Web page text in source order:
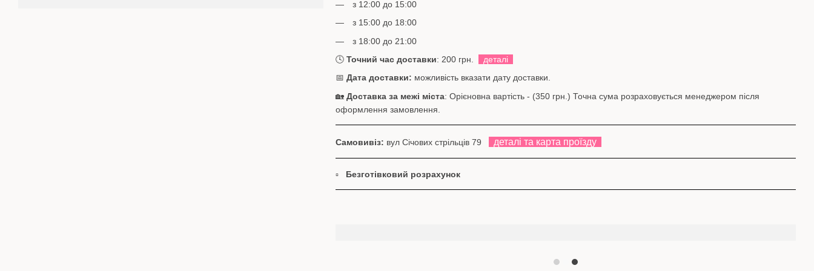
з 12:00 до 15:00
з 15:00 до 18:00
з 18:00 до 21:00
🕓 Точний час доставки: 200 грн.
деталі
📅 Дата доставки: можливість вказати дату доставки.
🏡 Доставка за межі міста: Орієновна вартість - (350 грн.) Точна сума розраховується менеджером після
оформлення замовлення.
Самовивіз: вул Січових стрільців 79 деталі та карта проїзду
▫ Безготівковий розрахунок